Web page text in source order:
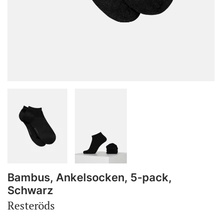
Bambus, Ankelsocken, 5-pack,
Schwarz
Resteröds